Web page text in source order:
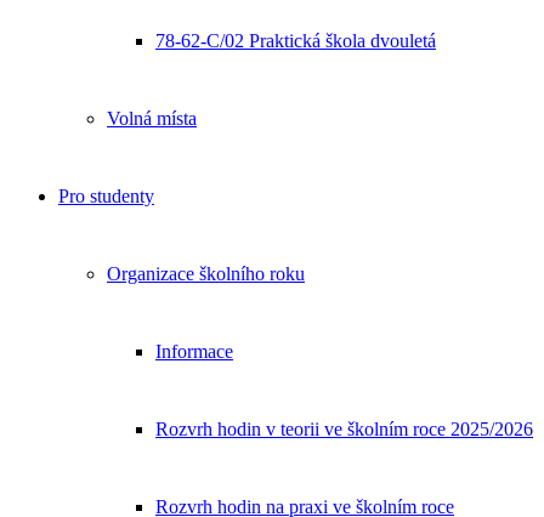
78-62-C/02 Praktická škola dvouletá
Volná místa
Pro studenty
Organizace školního roku
Informace
Rozvrh hodin v teorii ve školním roce 2025/2026
Rozvrh hodin na praxi ve školním roce